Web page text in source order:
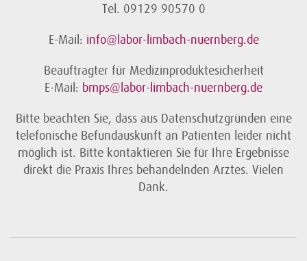
Tel. 09129 90570 0
E-Mail: info@labor-limbach-nuernberg.de
Beauftragter für Medizinproduktesicherheit
E-Mail: bmps@labor-limbach-nuernberg.de
Bitte beachten Sie, dass aus Datenschutzgründen eine
telefonische Befundauskunft an Patienten leider nicht
möglich ist. Bitte kontaktieren Sie für Ihre Ergebnisse
direkt die Praxis Ihres behandelnden Arztes. Vielen
Dank.